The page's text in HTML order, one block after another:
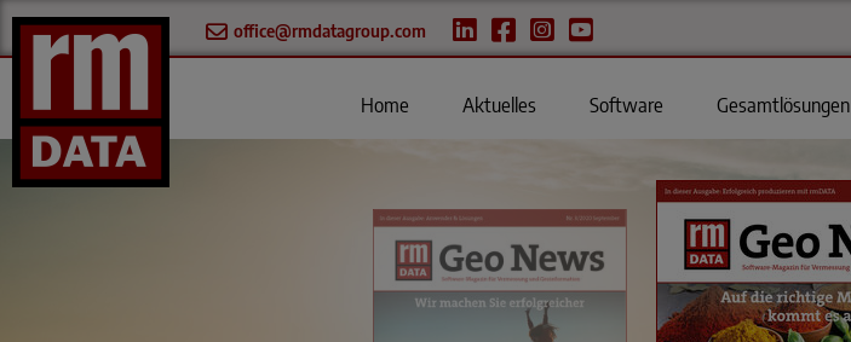
office@rmdatagroup.com
Home Aktuelles Software Gesamtlösungen